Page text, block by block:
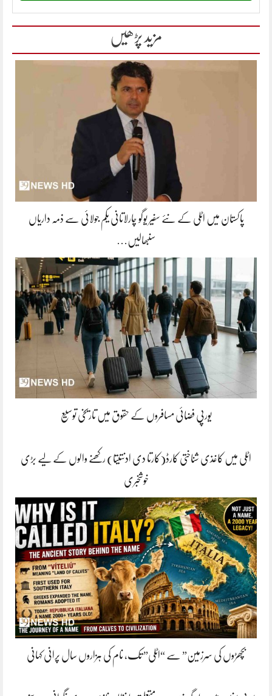
مزید پڑھیں
پاکستان میں اٹلی کے نئے سفیر یوگو چارلاتانی یکم جولائی سے ذمہ داریاں
سنبھالیں…
یورپی فضائی مسافروں کے حقوق میں تاریخی توسیع
اٹلی میں کاغذی شناختی کارڈ(کارتا دی ادنتیتا) رکھنے والوں کے لیے بڑی
خوشخبری
بچھڑوں کی سرزمین” سے “اٹلی” تک، نام کی ہزاروں سال پرانی کہانی